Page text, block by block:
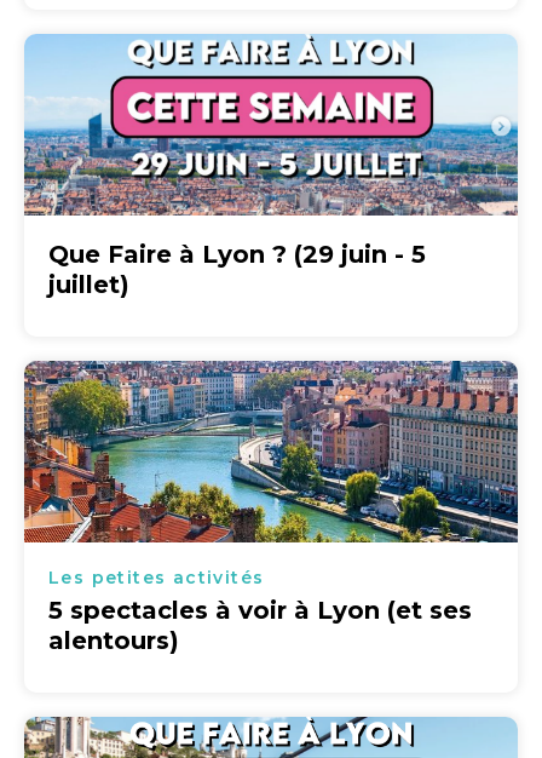
Que Faire à Lyon ? (29 juin - 5
juillet)
Les petites activités
5 spectacles à voir à Lyon (et ses
alentours)